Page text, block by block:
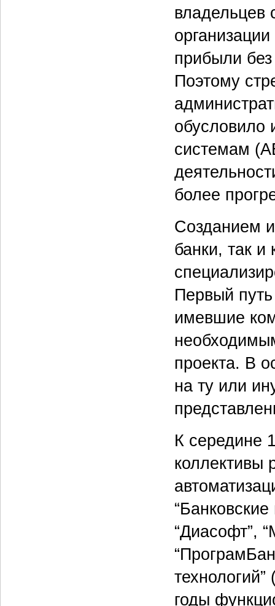
владельцев
прибыли без
Поэтому
обусловило
системам
более
Созданием
банки, так и
Первый
имевшие
проекта. В
на ту или
К середине
коллективы
“Диасофт”,
годы